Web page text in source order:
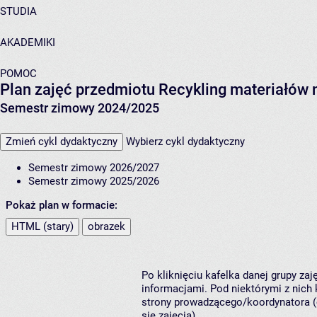
STUDIA
AKADEMIKI
POMOC
Plan zajęć przedmiotu Recykling
Semestr zimowy 2024/2025
Zmień cykl dydaktyczny Wybierz cykl dydaktyczny
Semestr zimowy 2026/2027
Semestr zimowy 2025/2026
Pokaż plan w formacie:
HTML (stary)
obrazek
Po kliknięciu kafelka danej grupy
informacjami. Pod niektórymi z nich
strony prowadzącego/koordynatora